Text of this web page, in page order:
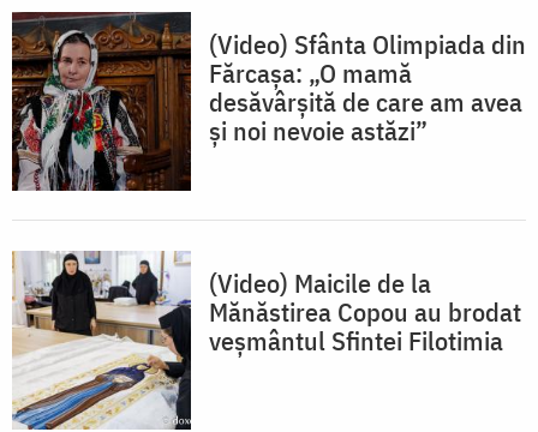
(Video) Sfânta Olimpiada din
Fărcașa: „O mamă
desăvârșită de care am avea
și noi nevoie astăzi”
(Video) Maicile de la
Mănăstirea Copou au brodat
veșmântul Sfintei Filotimia